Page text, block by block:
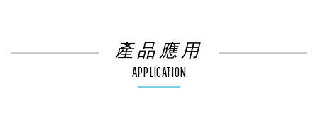
產品應用
APPLICATION